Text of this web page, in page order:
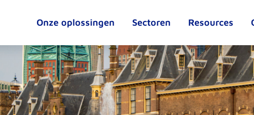
Onze oplossingen Sectoren Resources